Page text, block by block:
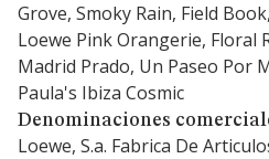
Grove, Smoky Rain, Field
Loewe Pink Orangerie, Floral
Madrid Prado, Un Paseo Por
Paula's Ibiza Cosmic
Denominaciones
Loewe, S.a. Fabrica De